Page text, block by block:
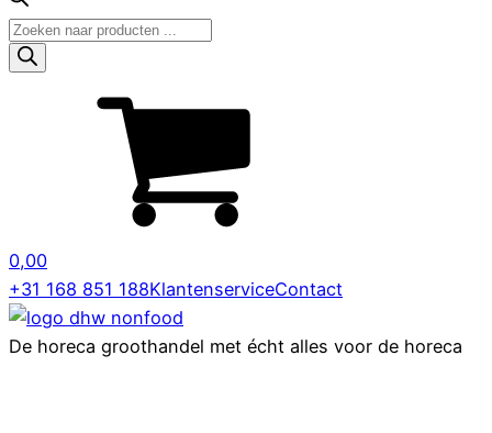
Producten
zoeken
0,00
+31 168 851 188KlantenserviceContact
De horeca groothandel met écht alles voor de horeca